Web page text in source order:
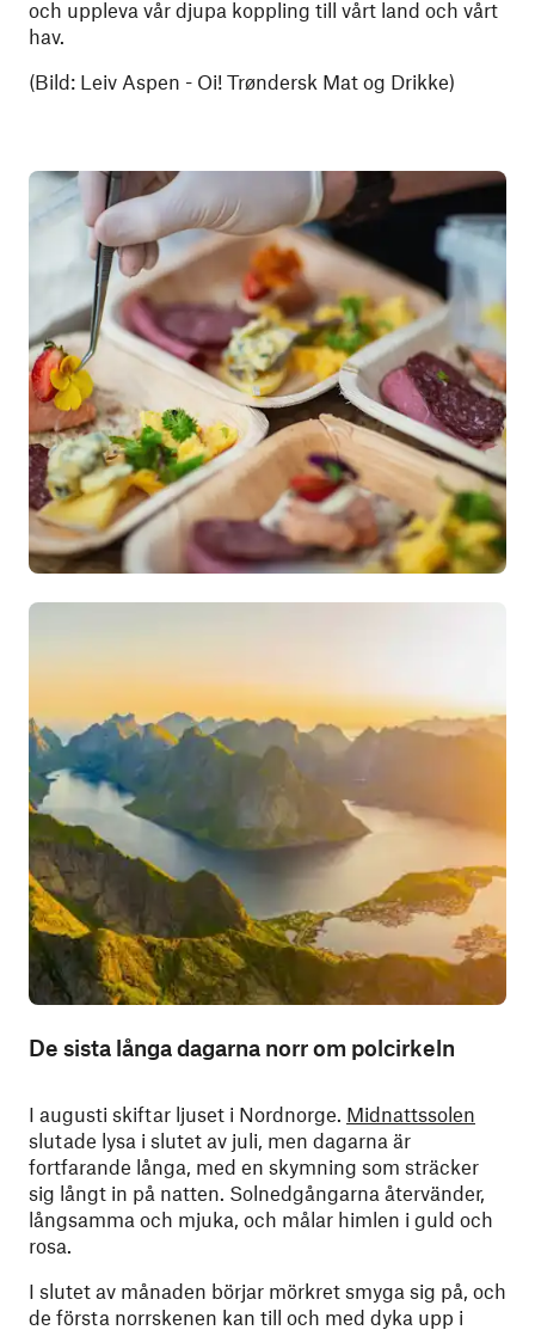
och uppleva vår djupa koppling till vårt land och vårt
hav.
(Bild: Leiv Aspen - Oi! Trøndersk Mat og Drikke)
De sista långa dagarna norr om polcirkeln
I augusti skiftar ljuset i Nordnorge. Midnattssolen
slutade lysa i slutet av juli, men dagarna är
fortfarande långa, med en skymning som sträcker
sig långt in på natten. Solnedgångarna återvänder,
långsamma och mjuka, och målar himlen i guld och
rosa.
I slutet av månaden börjar mörkret smyga sig på, och
de första norrskenen kan till och med dyka upp i